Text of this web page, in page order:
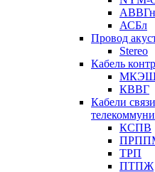
АСБл
Провод
Stereo
Кабель
КВВГ
Кабели
КСПВ
ТРП
ПТПЖ